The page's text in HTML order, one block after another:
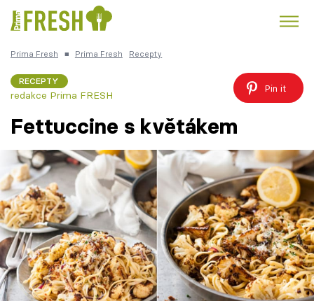
Česká kuchyně Čokoláda
Témata
Recepty
Články
TV Program
Prima Fresh ■ Prima Fresh Recepty
RECEPTY
redakce Prima FRESH
Pin it
Fettuccine s květákem